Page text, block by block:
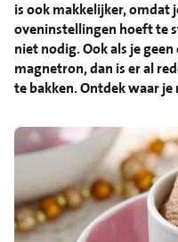
is ook makkelijker, omdat
oveninstellingen hoeft te
niet nodig. Ook als je
magnetron, dan is er al
te bakken. Ontdek waar